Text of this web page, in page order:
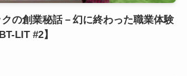
の創業秘話－幻に終わった職業体験
LIT #2】